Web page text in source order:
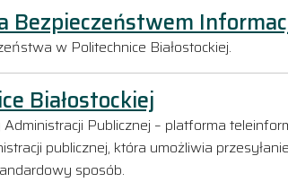
Bezpieczeństwem
w Politechnice Białostockiej.
Białostockiej
Publicznej – platforma
publicznej, która umożliwia
sposób.